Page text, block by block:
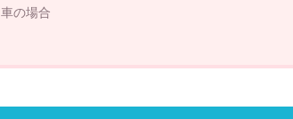
車の場合